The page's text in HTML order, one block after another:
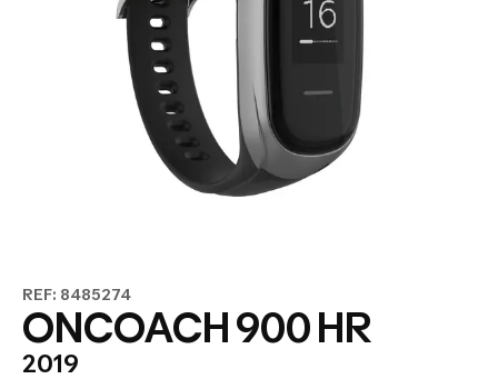
REF: 8485274
ONCOACH 900 HR
2019